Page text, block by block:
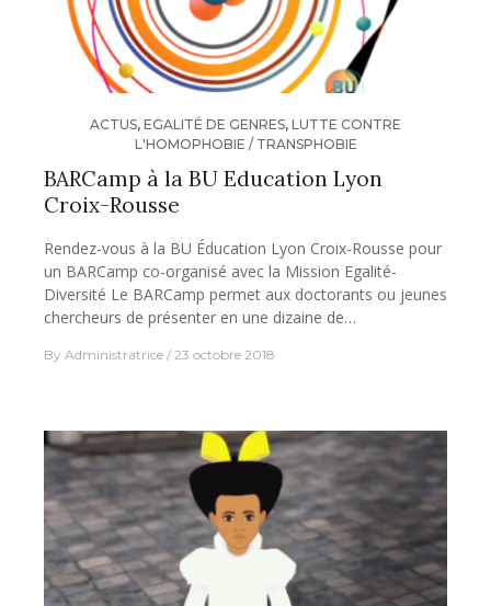
ACTUS, EGALITÉ DE GENRES, LUTTE CONTRE
L'HOMOPHOBIE / TRANSPHOBIE
BARCamp à la BU Education Lyon
Croix-Rousse
Rendez-vous à la BU Éducation Lyon Croix-Rousse pour
un BARCamp co-organisé avec la Mission Egalité-
Diversité Le BARCamp permet aux doctorants ou jeunes
chercheurs de présenter en une dizaine de…
By Administratrice 23 octobre 2018